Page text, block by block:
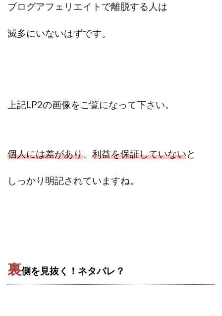
ブログアフェリエイトで離脱する人は
滅多にいないはずです。
上記LP2の画像をご覧になって下さい。
個人には差があり、 利益を保証していないと
しっかり明記されていますね。
裏側を見抜く！ネタバレ？